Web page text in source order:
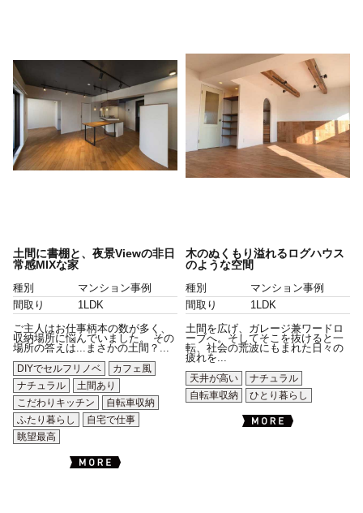
土間に書棚と、夜景Viewの非日
常感MIXな家
種別
マンション事例
間取り
1LDK
ご主人はお仕事柄本の数が多く、
収納場所に悩んでいました。 その
場所の答えは...まさかの土間？...
DIYでセルフリノベ
カフェ風
ナチュラル
土間あり
こだわりキッチン
自転車収納
ふたり暮らし
自宅で仕事
眺望最高
木のぬくもり溢れるログハウス
のような空間
種別
マンション事例
間取り
1LDK
土間を広げ、ガレージ兼ワードロ
ーブへ。そしてそこを抜けると一
転、社会の荒波にもまれた日々の
疲れを...
天井が高い
ナチュラル
自転車収納
ひとり暮らし